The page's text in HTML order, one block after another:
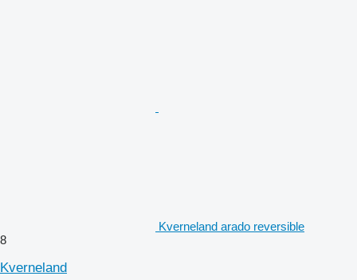
Kverneland arado reversible
8
Kverneland